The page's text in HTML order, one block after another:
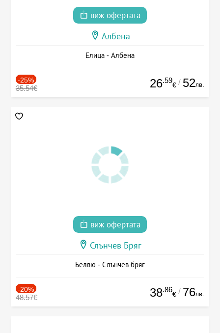
виж офертата
Албена
Елица - Албена
-25%
35.54€ 26.59
€ / 52лв.
виж офертата
Слънчев Бряг
Белвю - Слънчев бряг
-20%
48.57€ 38.86
€ / 76лв.